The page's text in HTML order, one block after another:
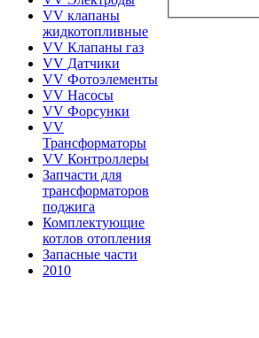
VV клапаны
жидкотопливные
VV Клапаны газ
VV Датчики
VV Фотоэлементы
VV Насосы
VV Форсунки
VV
Трансформаторы
VV Контроллеры
Запчасти для
трансформаторов
поджига
Комплектующие
котлов отопления
Запасные части
2010